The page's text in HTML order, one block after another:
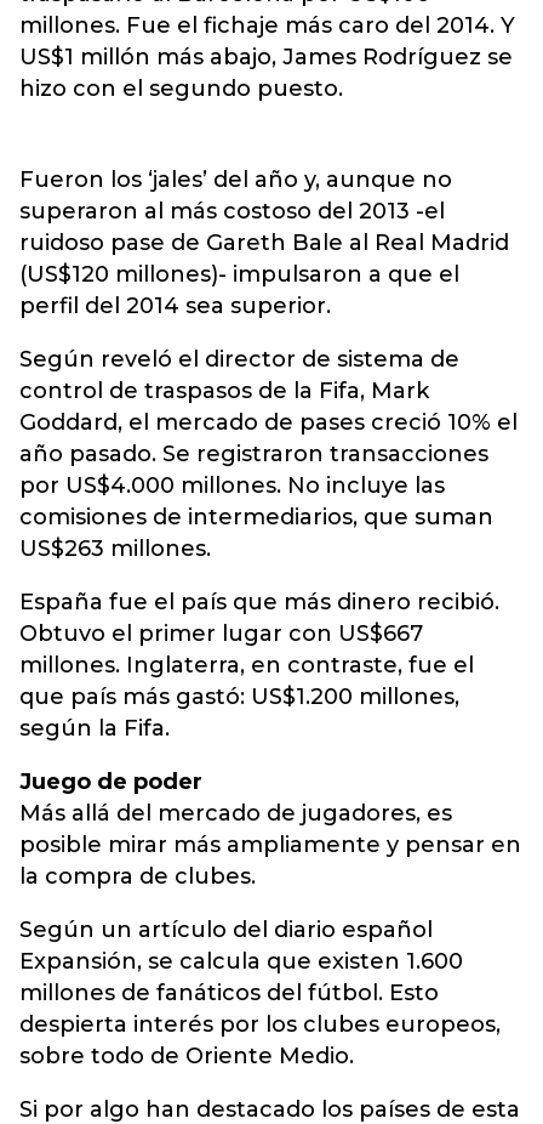
millones. Fue el fichaje más caro del 2014. Y
US$1 millón más abajo, James Rodríguez se
hizo con el segundo puesto.
Fueron los ‘jales’ del año y, aunque no
superaron al más costoso del 2013 -el
ruidoso pase de Gareth Bale al Real Madrid
(US$120 millones)- impulsaron a que el
perfil del 2014 sea superior.
Según reveló el director de sistema de
control de traspasos de la Fifa, Mark
Goddard, el mercado de pases creció 10% el
año pasado. Se registraron transacciones
por US$4.000 millones. No incluye las
comisiones de intermediarios, que suman
US$263 millones.
España fue el país que más dinero recibió.
Obtuvo el primer lugar con US$667
millones. Inglaterra, en contraste, fue el
que país más gastó: US$1.200 millones,
según la Fifa.
Juego de poder
Más allá del mercado de jugadores, es
posible mirar más ampliamente y pensar en
la compra de clubes.
Según un artículo del diario español
Expansión, se calcula que existen 1.600
millones de fanáticos del fútbol. Esto
despierta interés por los clubes europeos,
sobre todo de Oriente Medio.
Si por algo han destacado los países de esta